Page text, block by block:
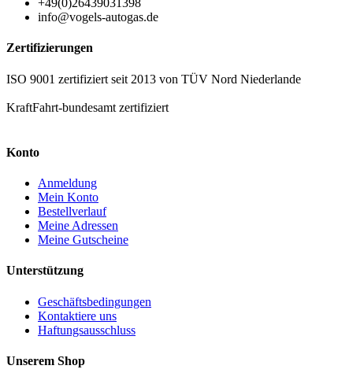
+49(0)26439031398
info@vogels-autogas.de
Zertifizierungen
ISO 9001 zertifiziert seit 2013 von TÜV Nord Niederlande
KraftFahrt-bundesamt zertifiziert
Konto
Anmeldung
Mein Konto
Bestellverlauf
Meine Adressen
Meine Gutscheine
Unterstützung
Geschäftsbedingungen
Kontaktiere uns
Haftungsausschluss
Unserem Shop